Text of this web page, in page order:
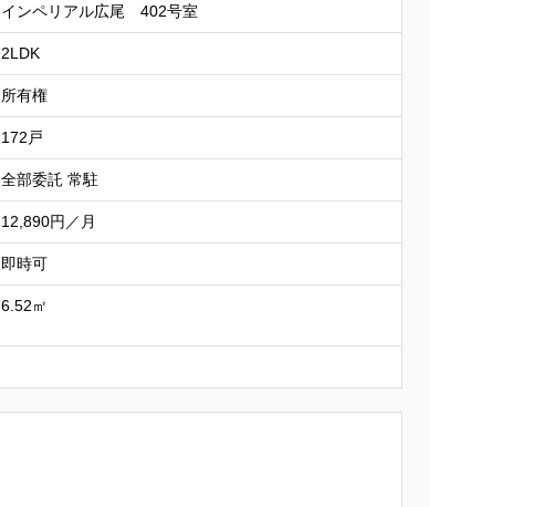
インペリアル広尾 402号室
2LDK
所有権
172戸
全部委託 常駐
12,890円／月
即時可
6.52㎡